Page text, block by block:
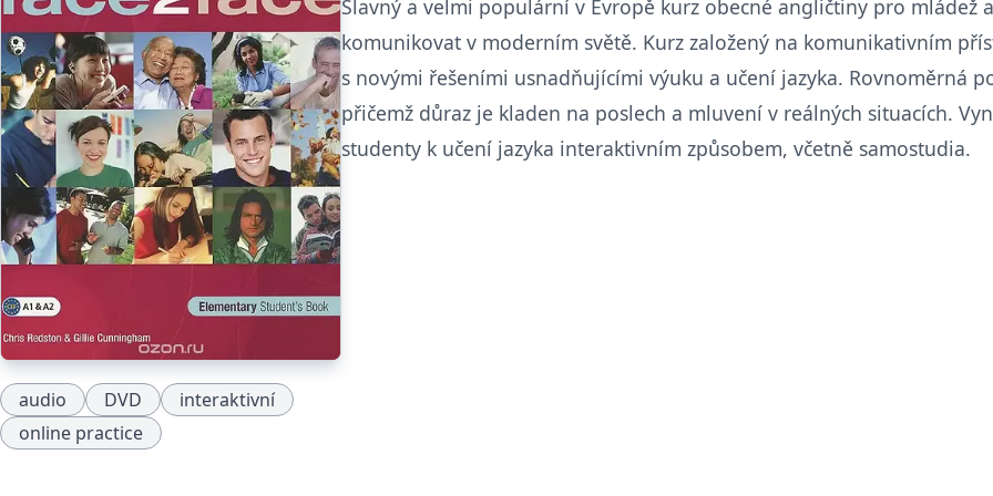
audio DVD
interaktivní
online practice
Slavný a velmi populární v Evropě kurz obecné angličtiny pro mládež
komunikovat v moderním světě. Kurz založený na komunikativním
s novými řešeními usnadňujícími výuku a učení jazyka. Rovnoměrná
přičemž důraz je kladen na poslech a mluvení v reálných situacích.
studenty k učení jazyka interaktivním způsobem, včetně samostudia.